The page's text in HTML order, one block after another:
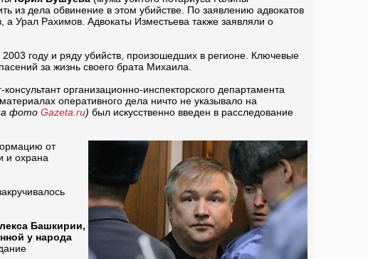
из дела обвинение в этом убийстве. По заявлению адвокатов
а Урал Рахимов. Адвокаты Изместьева также заявляли о
году и ряду убийств, произошедших в регионе. Ключевые
за жизнь своего брата Михаила.
организационно-инспекторского департамента
оперативного дела ничто не указывало на
фото Gazeta.ru) был искусственно введен в расследование
от
и охрана
Башкирии,
у народа